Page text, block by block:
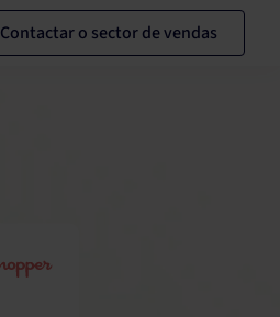
Contactar o sector de vendas